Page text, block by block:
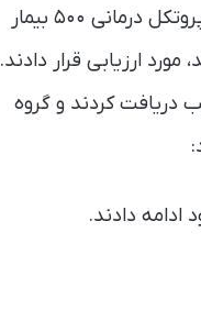
پژوهشگران در یک کارآزمایی بالینی جامع که شامل بیمارانی از آمریکا، اروپا و آسیا بود، پروتکل درمانی ۵۰۰ بیمار
ارزیابی قرار دادند.
دریافت کردند و گروه